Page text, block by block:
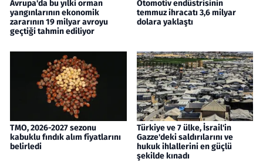
Avrupa'da bu yılki orman
yangınlarının ekonomik
zararının 19 milyar avroyu
geçtiği tahmin ediliyor
Otomotiv endüstrisinin
temmuz ihracatı 3,6 milyar
dolara yaklaştı
TMO, 2026-2027 sezonu
kabuklu fındık alım fiyatlarını
belirledi
Türkiye ve 7 ülke, İsrail'in
Gazze'deki saldırılarını ve
hukuk ihlallerini en güçlü
şekilde kınadı